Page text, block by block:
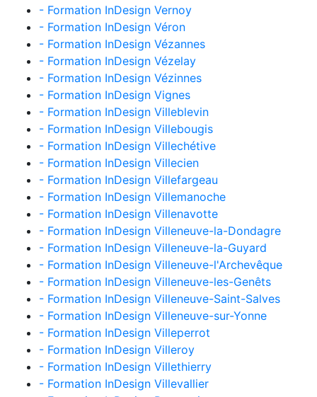
- Formation InDesign Vernoy
- Formation InDesign Véron
- Formation InDesign Vézannes
- Formation InDesign Vézelay
- Formation InDesign Vézinnes
- Formation InDesign Vignes
- Formation InDesign Villeblevin
- Formation InDesign Villebougis
- Formation InDesign Villechétive
- Formation InDesign Villecien
- Formation InDesign Villefargeau
- Formation InDesign Villemanoche
- Formation InDesign Villenavotte
- Formation InDesign Villeneuve-la-Dondagre
- Formation InDesign Villeneuve-la-Guyard
- Formation InDesign Villeneuve-l'Archevêque
- Formation InDesign Villeneuve-les-Genêts
- Formation InDesign Villeneuve-Saint-Salves
- Formation InDesign Villeneuve-sur-Yonne
- Formation InDesign Villeperrot
- Formation InDesign Villeroy
- Formation InDesign Villethierry
- Formation InDesign Villevallier